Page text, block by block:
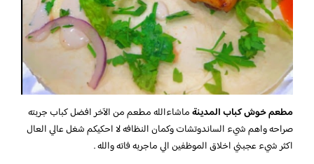
مطعم خوش كباب المدينةماشاءالله مطعم من الآخر افضل كباب جربته
صراحه واهم شيء الساندوتشات وكمان النظافه لا احكيكم شغل عالي العال
اكثر شيء عجبني اخلاق الموظفين الي ماجربه فاته والله .